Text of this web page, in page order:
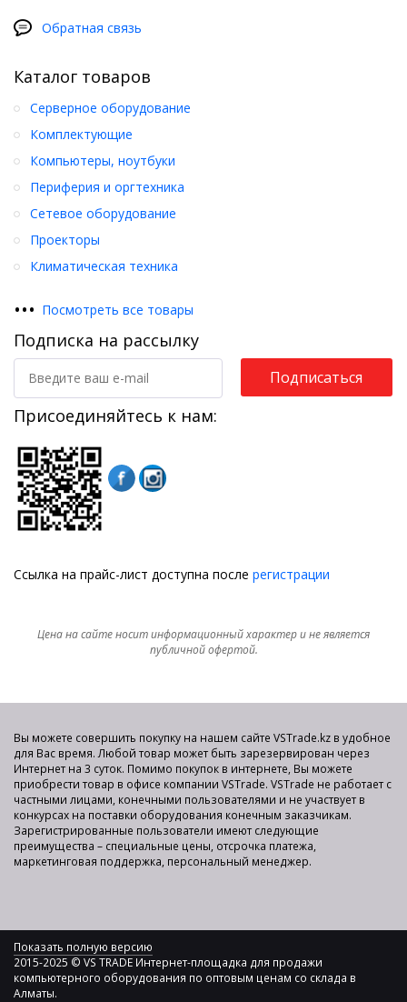
Обратная связь
Каталог товаров
Серверное оборудование
Комплектующие
Компьютеры, ноутбуки
Периферия и оргтехника
Сетевое оборудование
Проекторы
Климатическая техника
••• Посмотреть все товары
Подписка на рассылку
Подписаться
Присоединяйтесь к нам:
Ссылка на прайс-лист доступна после регистрации
Цена на сайте носит информационный характер и не является
публичной офертой.
Вы можете совершить покупку на нашем сайте VSTrade.kz в удобное
для Вас время. Любой товар может быть зарезервирован через
Интернет на 3 суток. Помимо покупок в интернете, Вы можете
приобрести товар в офисе компании VSTrade. VSTrade не работает с
частными лицами, конечными пользователями и не участвует в
конкурсах на поставки оборудования конечным заказчикам.
Зарегистрированные пользователи имеют следующие
преимущества – специальные цены, отсрочка платежа,
маркетинговая поддержка, персональный менеджер.
Показать полную версию
2015-2025 © VS TRADE Интернет-площадка для продажи
компьютерного оборудования по оптовым ценам со склада в
Алматы.